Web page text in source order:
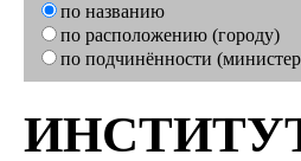
по названию
по расположению (городу)
по подчинённости